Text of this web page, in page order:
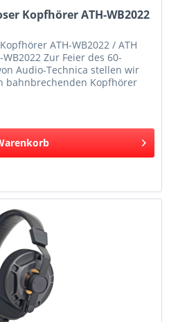
Kopfhörer ATH-WB2022
ATH-WB2022 / ATH
WB2022 Zur Feier des 60-
Audio-Technica stellen wir
bahnbrechenden Kopfhörer